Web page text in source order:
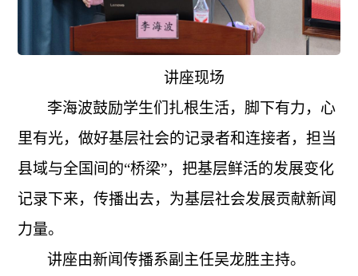
讲座现场
李海波鼓励学生们扎根生活，脚下有力，心
里有光，做好基层社会的记录者和连接者，担当
县域与全国间的“桥梁”，把基层鲜活的发展变化
记录下来，传播出去，为基层社会发展贡献新闻
力量。
讲座由新闻传播系副主任吴龙胜主持。